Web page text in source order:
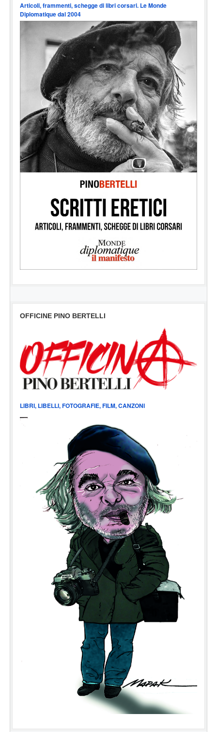
Articoli, frammenti, schegge di libri corsari. Le Monde
Diplomatique dal 2004
OFFICINE PINO BERTELLI
LIBRI, LIBELLI, FOTOGRAFIE, FILM, CANZONI